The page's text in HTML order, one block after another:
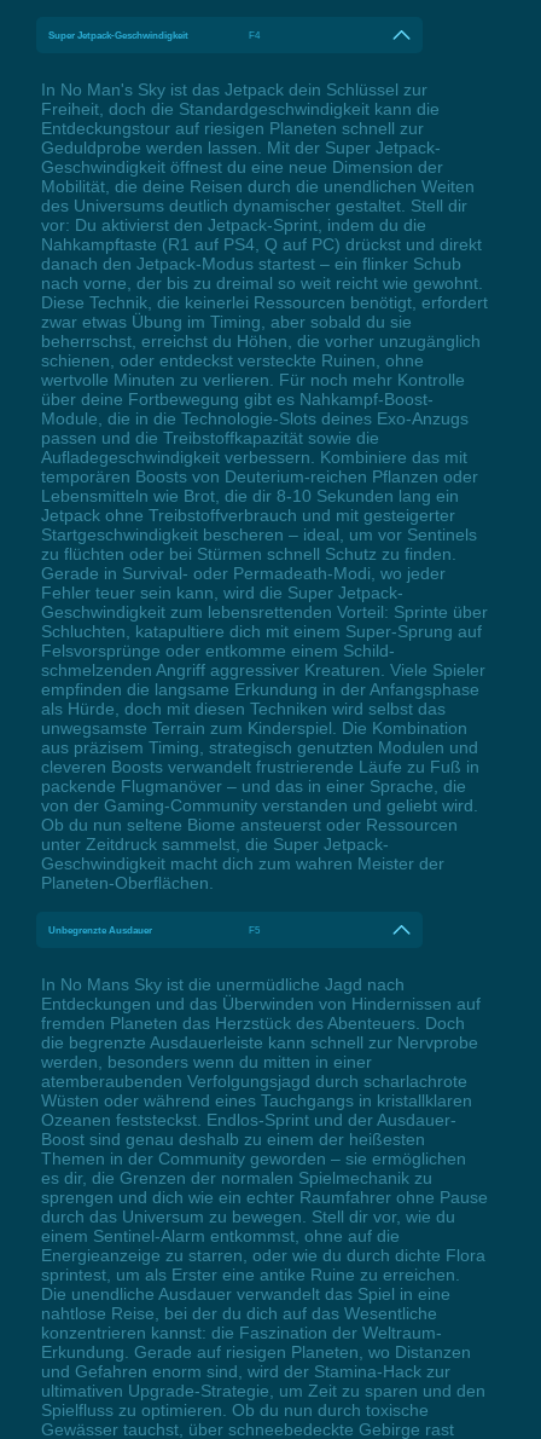
Super Jetpack-Geschwindigkeit F4
In No Man's Sky ist das Jetpack dein Schlüssel zur
Freiheit, doch die Standardgeschwindigkeit kann die
Entdeckungstour auf riesigen Planeten schnell zur
Geduldprobe werden lassen. Mit der Super Jetpack-
Geschwindigkeit öffnest du eine neue Dimension der
Mobilität, die deine Reisen durch die unendlichen Weiten
des Universums deutlich dynamischer gestaltet. Stell dir
vor: Du aktivierst den Jetpack-Sprint, indem du die
Nahkampftaste (R1 auf PS4, Q auf PC) drückst und direkt
danach den Jetpack-Modus startest – ein flinker Schub
nach vorne, der bis zu dreimal so weit reicht wie gewohnt.
Diese Technik, die keinerlei Ressourcen benötigt, erfordert
zwar etwas Übung im Timing, aber sobald du sie
beherrschst, erreichst du Höhen, die vorher unzugänglich
schienen, oder entdeckst versteckte Ruinen, ohne
wertvolle Minuten zu verlieren. Für noch mehr Kontrolle
über deine Fortbewegung gibt es Nahkampf-Boost-
Module, die in die Technologie-Slots deines Exo-Anzugs
passen und die Treibstoffkapazität sowie die
Aufladegeschwindigkeit verbessern. Kombiniere das mit
temporären Boosts von Deuterium-reichen Pflanzen oder
Lebensmitteln wie Brot, die dir 8-10 Sekunden lang ein
Jetpack ohne Treibstoffverbrauch und mit gesteigerter
Startgeschwindigkeit bescheren – ideal, um vor Sentinels
zu flüchten oder bei Stürmen schnell Schutz zu finden.
Gerade in Survival- oder Permadeath-Modi, wo jeder
Fehler teuer sein kann, wird die Super Jetpack-
Geschwindigkeit zum lebensrettenden Vorteil: Sprinte über
Schluchten, katapultiere dich mit einem Super-Sprung auf
Felsvorsprünge oder entkomme einem Schild-
schmelzenden Angriff aggressiver Kreaturen. Viele Spieler
empfinden die langsame Erkundung in der Anfangsphase
als Hürde, doch mit diesen Techniken wird selbst das
unwegsamste Terrain zum Kinderspiel. Die Kombination
aus präzisem Timing, strategisch genutzten Modulen und
cleveren Boosts verwandelt frustrierende Läufe zu Fuß in
packende Flugmanöver – und das in einer Sprache, die
von der Gaming-Community verstanden und geliebt wird.
Ob du nun seltene Biome ansteuerst oder Ressourcen
unter Zeitdruck sammelst, die Super Jetpack-
Geschwindigkeit macht dich zum wahren Meister der
Planeten-Oberflächen.
Unbegrenzte Ausdauer F5
In No Mans Sky ist die unermüdliche Jagd nach
Entdeckungen und das Überwinden von Hindernissen auf
fremden Planeten das Herzstück des Abenteuers. Doch
die begrenzte Ausdauerleiste kann schnell zur Nervprobe
werden, besonders wenn du mitten in einer
atemberaubenden Verfolgungsjagd durch scharlachrote
Wüsten oder während eines Tauchgangs in kristallklaren
Ozeanen feststeckst. Endlos-Sprint und der Ausdauer-
Boost sind genau deshalb zu einem der heißesten
Themen in der Community geworden – sie ermöglichen
es dir, die Grenzen der normalen Spielmechanik zu
sprengen und dich wie ein echter Raumfahrer ohne Pause
durch das Universum zu bewegen. Stell dir vor, wie du
einem Sentinel-Alarm entkommst, ohne auf die
Energieanzeige zu starren, oder wie du durch dichte Flora
sprintest, um als Erster eine antike Ruine zu erreichen.
Die unendliche Ausdauer verwandelt das Spiel in eine
nahtlose Reise, bei der du dich auf das Wesentliche
konzentrieren kannst: die Faszination der Weltraum-
Erkundung. Gerade auf riesigen Planeten, wo Distanzen
und Gefahren enorm sind, wird der Stamina-Hack zur
ultimativen Upgrade-Strategie, um Zeit zu sparen und den
Spielfluss zu optimieren. Ob du nun durch toxische
Gewässer tauchst, über schneebedeckte Gebirge rast